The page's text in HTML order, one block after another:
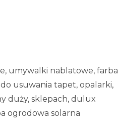
umywalki nablatowe, farba
usuwania tapet, opalarki,
duży, sklepach, dulux
ogrodowa solarna